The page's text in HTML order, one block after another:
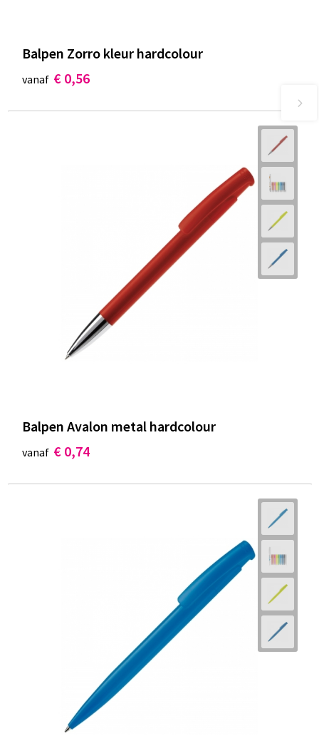
Balpen Zorro kleur hardcolour
vanaf € 0,56
Balpen Avalon metal hardcolour
vanaf € 0,74